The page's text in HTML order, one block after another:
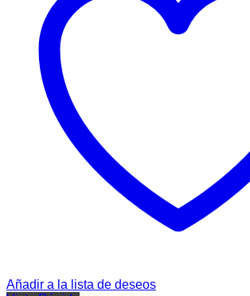
Añadir a la lista de deseos